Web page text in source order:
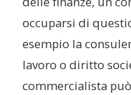
occuparsi di
esempio la
lavoro o diritto
commercialista